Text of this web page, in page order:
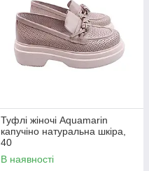
Туфлі жіночі Aquamarin
капучіно натуральна шкіра,
40
В наявності